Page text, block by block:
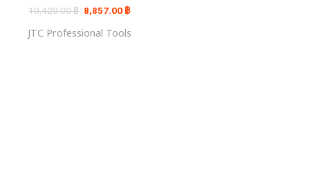
10,420.00฿ Original
price
10,420.00 ฿.
8,857.00 ฿Current
price
8,857.00 ฿.
JTC Professional Tools